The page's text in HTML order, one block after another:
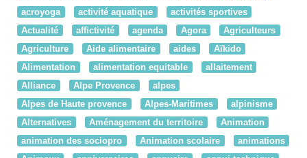
acroyoga
activité aquatique
activités sportives
Actualité
affictivité agenda Agora
Agriculteurs
Agriculture
Aide alimentaire aides
Aïkido
Alimentation
alimentation equitable
allaitement
Alliance
Alpe Provence
alpes
Alpes de Haute provence
Alpes-Maritimes
alpinisme
Alternatives
Aménagement du territoire
Animation
animation des sociopro
Animation scolaire
animations